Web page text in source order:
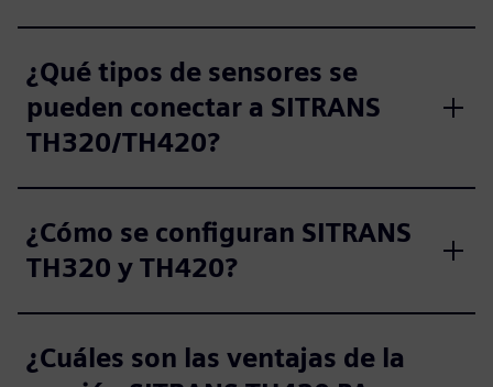
¿Qué tipos de sensores se
pueden conectar a SITRANS
TH320/TH420?
¿Cómo se configuran SITRANS
TH320 y TH420?
¿Cuáles son las ventajas de la